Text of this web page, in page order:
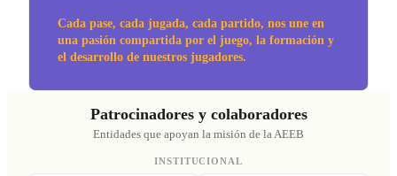
Cada pase, cada jugada, cada partido, nos une en
una pasión compartida por el juego, la formación y
el desarrollo de nuestros jugadores.
Patrocinadores y colaboradores
Entidades que apoyan la misión de la AEEB
INSTITUCIONAL